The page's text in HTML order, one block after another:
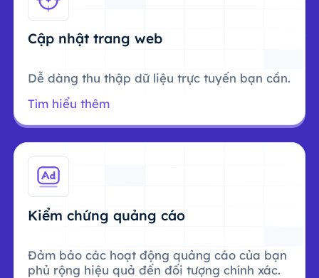
Cập nhật trang web
Dễ dàng thu thập dữ liệu trực tuyến bạn cần.
Tìm hiểu thêm
Kiểm chứng quảng cáo
Đảm bảo các hoạt động quảng cáo của bạn
phủ rộng hiệu quả đến đối tượng chính xác.